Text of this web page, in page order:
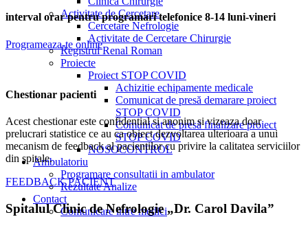
Activitate de Cercetare
Cercetare Nefrologie
Activitate de Cercetare Chirurgie
Registrul Renal Roman
Proiecte
Proiect STOP COVID
Achizitie echipamente medicale
Comunicat de presă demarare proiect
STOP COVID
Comunicat de presă finalizare proiect
STOP COVID
NOSOCONTROL
Ambulatoriu
Programare consultatii in ambulator
Rezultate Analize
Contact
Comunicare intre medici
interval orar pentru programari telefonice 8-14 luni-vineri
Programeaza-te online
Chestionar pacienti
Acest chestionar este confidential si anonim si vizeaza doar
prelucrari statistice ce au ca obiect dezvoltarea ulterioara a unui
mecanism de feedback al pacientilor cu privire la calitatea serviciilor
din spitale.
FEEDBACK PACIENT
Spitalul Clinic de Nefrologie „Dr. Carol Davila”